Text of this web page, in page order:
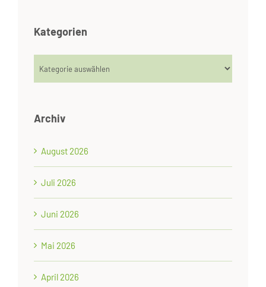
Kategorien
Kategorien
Archiv
August 2026
Juli 2026
Juni 2026
Mai 2026
April 2026